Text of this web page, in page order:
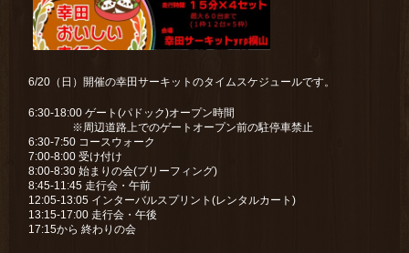
6/20（日）開催の幸田サーキットのタイムスケジュールです。
6:30-18:00 ゲート(パドック)オープン時間
※周辺道路上でのゲートオープン前の駐停車禁止
6:30-7:50 コースウォーク
7:00-8:00 受け付け
8:00-8:30 始まりの会(ブリーフィング)
8:45-11:45 走行会・午前
12:05-13:05 インターバルスプリント(レンタルカート)
13:15-17:00 走行会・午後
17:15から 終わりの会